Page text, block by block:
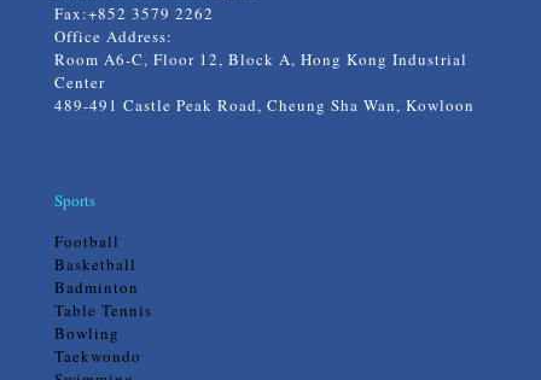
Fax:+852 3579 2262
Office Address:
Room A6-C, Floor 12, Block A, Hong Kong Industrial
Center
489-491 Castle Peak Road, Cheung Sha Wan, Kowloon
Sports
Football
Basketball
Badminton
Table Tennis
Bowling
Taekwondo